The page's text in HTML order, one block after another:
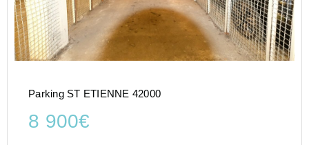
Parking ST ETIENNE 42000
8 900€